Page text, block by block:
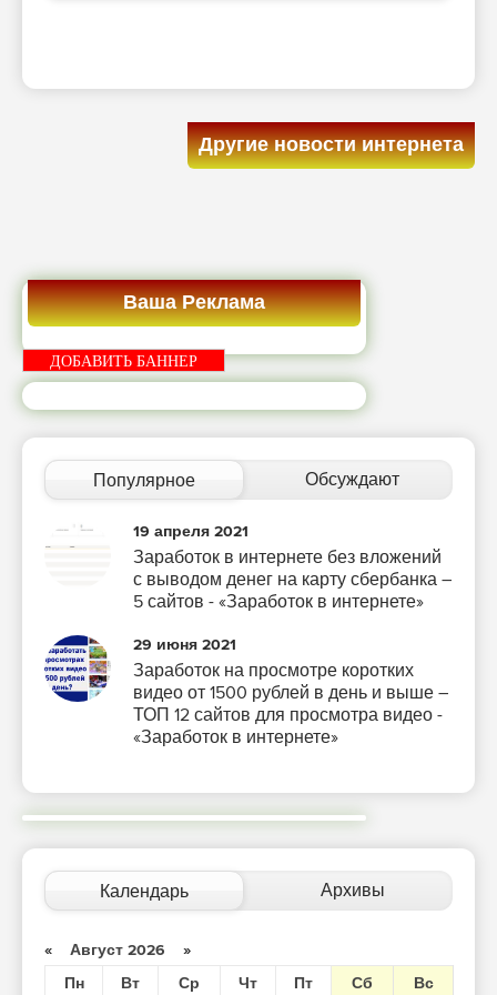
Другие новости интернета
Ваша Реклама
ДОБАВИТЬ БАННЕР
Популярное Обсуждают
19 апреля 2021
Заработок в интернете без вложений
с выводом денег на карту сбербанка –
5 сайтов - «Заработок в интернете»
29 июня 2021
Заработок на просмотре коротких
видео от 1500 рублей в день и выше –
ТОП 12 сайтов для просмотра видео -
«Заработок в интернете»
Календарь Архивы
« Август 2026 »
Пн
Вт Ср Чт Пт Сб
Вс